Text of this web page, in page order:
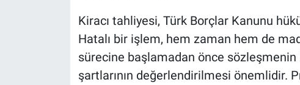
Kiracı tahliyesi, Türk Borçlar Kanunu
Hatalı bir işlem, hem zaman hem de
sürecine başlamadan önce
şartlarının değerlendirilmesi önemlidir.